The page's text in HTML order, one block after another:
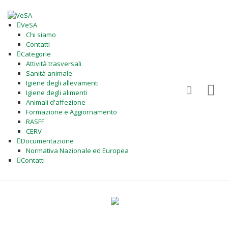
VeSA
Chi siamo
Contatti
Categorie
Attività trasversali
Sanità animale
Igiene degli allevamenti
Igiene degli alimenti
Animali d'affezione
Formazione e Aggiornamento
RASFF
CERV
Documentazione
Normativa Nazionale ed Europea
Contatti